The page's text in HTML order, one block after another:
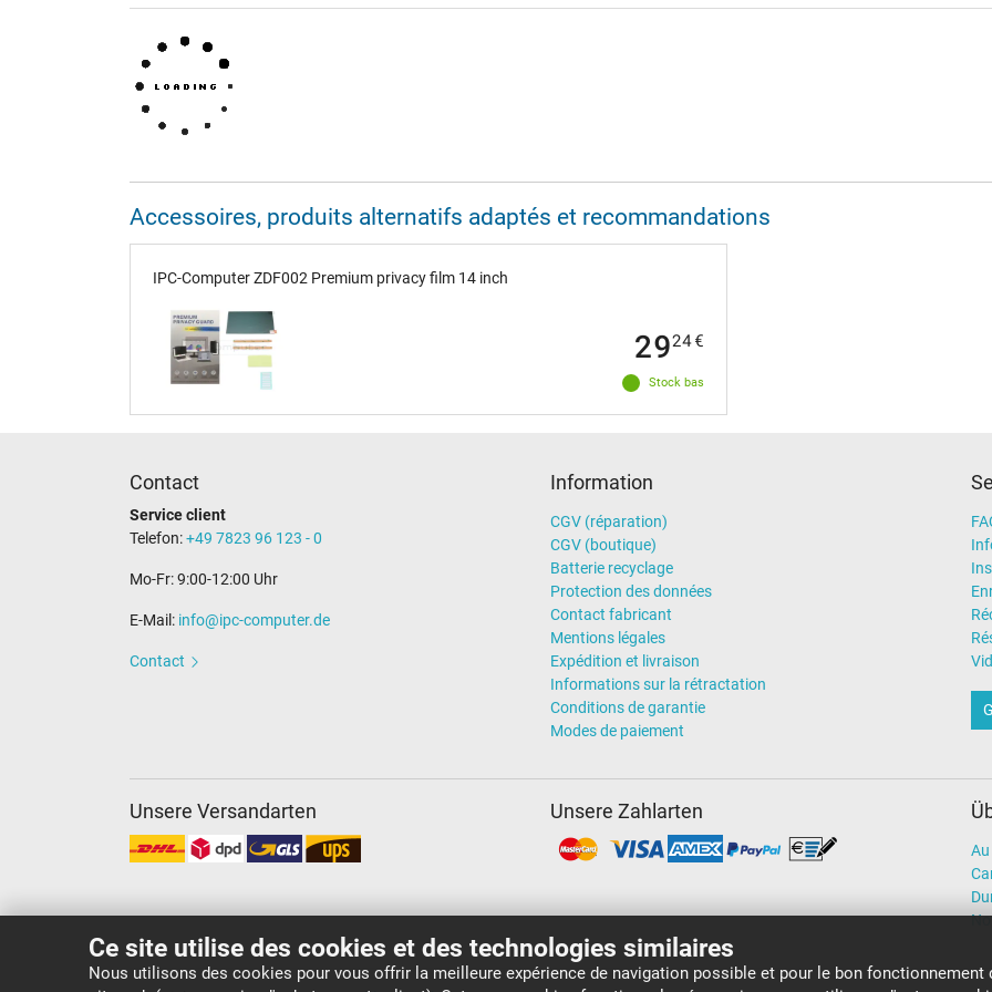
Ce site utilise des cookies et des technologies similaires
Nous utilisons des cookies pour vous offrir la meilleure expérience de navigation possible et pour le bon fonctionnement
Accessoires, produits alternatifs adaptés et recommandations
IPC-Computer ZDF002 Premium privacy film 14 inch
Stock bas
2924€
Contact
Service client
Telefon:+49 7823 96 123 - 0
Mo-Fr: 9:00-12:00 Uhr
E-Mail: info@ipc-computer.de
Contact
Information
CGV (réparation)
CGV (boutique)
Batterie recyclage
Protection des données
Contact fabricant
Mentions légales
Expédition et livraison
Informations sur la rétractation
Conditions de garantie
Modes de paiement
Unsere Versandarten Unsere Zahlarten